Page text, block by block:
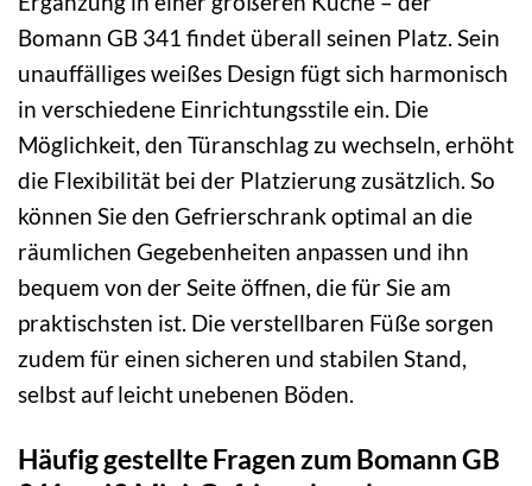
Bomann GB 341 findet überall seinen Platz. Sein
unauffälliges weißes Design fügt sich harmonisch
in verschiedene Einrichtungsstile ein. Die
Möglichkeit, den Türanschlag zu wechseln, erhöht
die Flexibilität bei der Platzierung zusätzlich. So
können Sie den Gefrierschrank optimal an die
räumlichen Gegebenheiten anpassen und ihn
bequem von der Seite öffnen, die für Sie am
praktischsten ist. Die verstellbaren Füße sorgen
zudem für einen sicheren und stabilen Stand,
selbst auf leicht unebenen Böden.
Häufig gestellte Fragen zum Bomann GB